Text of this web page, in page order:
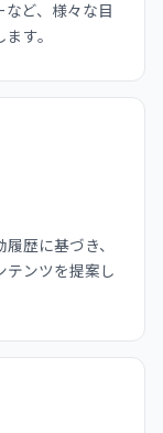
ど、様々な目
す。
歴に基づき、
テンツを提案し